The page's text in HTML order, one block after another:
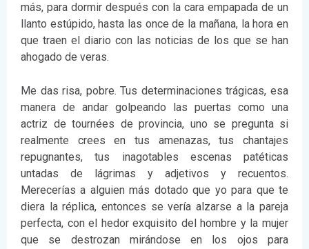
más, para dormir después con la cara empapada de un
llanto estúpido, hasta las once de la mañana, la hora en
que traen el diario con las noticias de los que se han
ahogado de veras.
Me das risa, pobre. Tus determinaciones trágicas, esa
manera de andar golpeando las puertas como una
actriz de tournées de provincia, uno se pregunta si
realmente crees en tus amenazas, tus chantajes
repugnantes, tus inagotables escenas patéticas
untadas de lágrimas y adjetivos y recuentos.
Merecerías a alguien más dotado que yo para que te
diera la réplica, entonces se vería alzarse a la pareja
perfecta, con el hedor exquisito del hombre y la mujer
que se destrozan mirándose en los ojos para